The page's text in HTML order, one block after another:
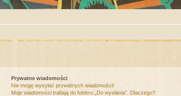
Prywatne wiadomości
Nie mogę wysyłać prywatnych wiadomości!
Moje wiadomości trafiają do folderu „Do wysłania”. Dlaczego?